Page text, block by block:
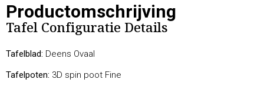
Productomschrijving
Tafel Configuratie Details
Tafelblad: Deens Ovaal
Tafelpoten: 3D spin poot Fine